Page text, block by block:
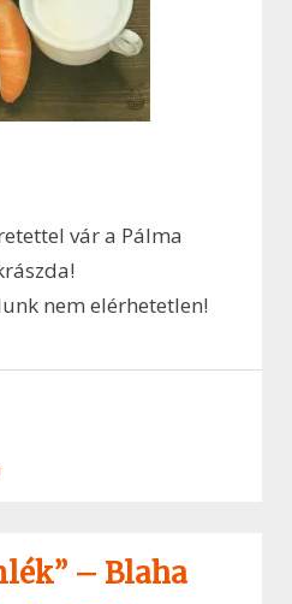
vár a Pálma
nem elérhetetlen!
– Blaha